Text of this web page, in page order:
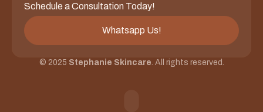
Schedule a Consultation Today!
Whatsapp Us!
© 2025 Stephanie Skincare . All rights reserved.